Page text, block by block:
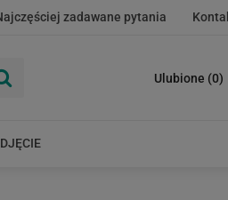
zadawane pytania
Ulubione (0)